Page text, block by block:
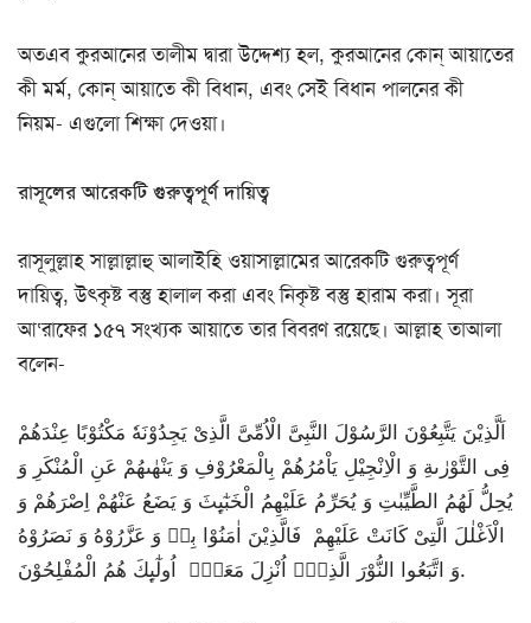
অতএব কুরআনের তালীম দ্বারা উদ্দেশ্য হল, কুরআনের কোন্ আয়াতের
কী মর্ম, কোন্ আয়াতে কী বিধান, এবং সেই বিধান পালনের কী
নিয়ম- এগুলো শিক্ষা দেওয়া।
রাসূলের আরেকটি গুরুত্বপূর্ণ দায়িত্ব
রাসূলুল্লাহ সাল্লাল্লাহু আলাইহি ওয়াসাল্লামের আরেকটি গুরুত্বপূর্ণ
দায়িত্ব, উৎকৃষ্ট বস্তু হালাল করা এবং নিকৃষ্ট বস্তু হারাম করা। সূরা
আ‘রাফের ১৫৭ সংখ্যক আয়াতে তার বিবরণ রয়েছে। আল্লাহ তাআলা
বলেন-
اَلَّذِیْنَ یَتَّبِعُوْنَ الرَّسُوْلَ النَّبِیَّ الْاُمِّیَّ الَّذِیْ یَجِدُوْنَهٗ مَكْتُوْبًا عِنْدَهُمْ
فِی التَّوْرٰىةِ وَ الْاِنْجِیْلِ یَاْمُرُهُمْ بِالْمَعْرُوْفِ وَ یَنْهٰىهُمْ عَنِ الْمُنْكَرِ وَ
یُحِلُّ لَهُمُ الطَّیِّبٰتِ وَ یُحَرِّمُ عَلَیْهِمُ الْخَبٰٓىِٕثَ وَ یَضَعُ عَنْهُمْ اِصْرَهُمْ وَ
الْاَغْلٰلَ الَّتِیْ كَانَتْ عَلَیْهِمْ فَالَّذِیْنَ اٰمَنُوْا بِهٖ وَ عَزَّرُوْهُ وَ نَصَرُوْهُ
وَ اتَّبَعُوا النُّوْرَ الَّذِیْۤ اُنْزِلَ مَعَهٗۤ اُولٰٓىِٕكَ هُمُ الْمُفْلِحُوْنَ.